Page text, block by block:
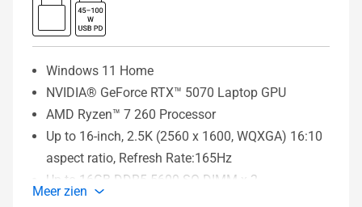
Windows 11 Home
NVIDIA® GeForce RTX™ 5070 Laptop GPU
AMD Ryzen™ 7 260 Processor
Up to 16-inch, 2.5K (2560 x 1600, WQXGA) 16:10
aspect ratio, Refresh Rate:165Hz
Up to 16GB DDR5-5600 SO-DIMM x 2
Meer zien